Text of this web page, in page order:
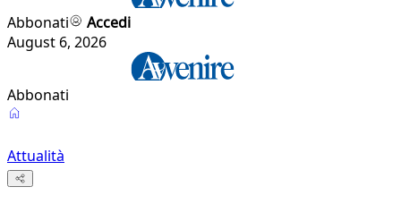
Abbonati
Accedi
August 6, 2026
Abbonati
Attualità